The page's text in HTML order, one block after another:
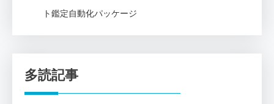
ト鑑定自動化パッケージ
多読記事